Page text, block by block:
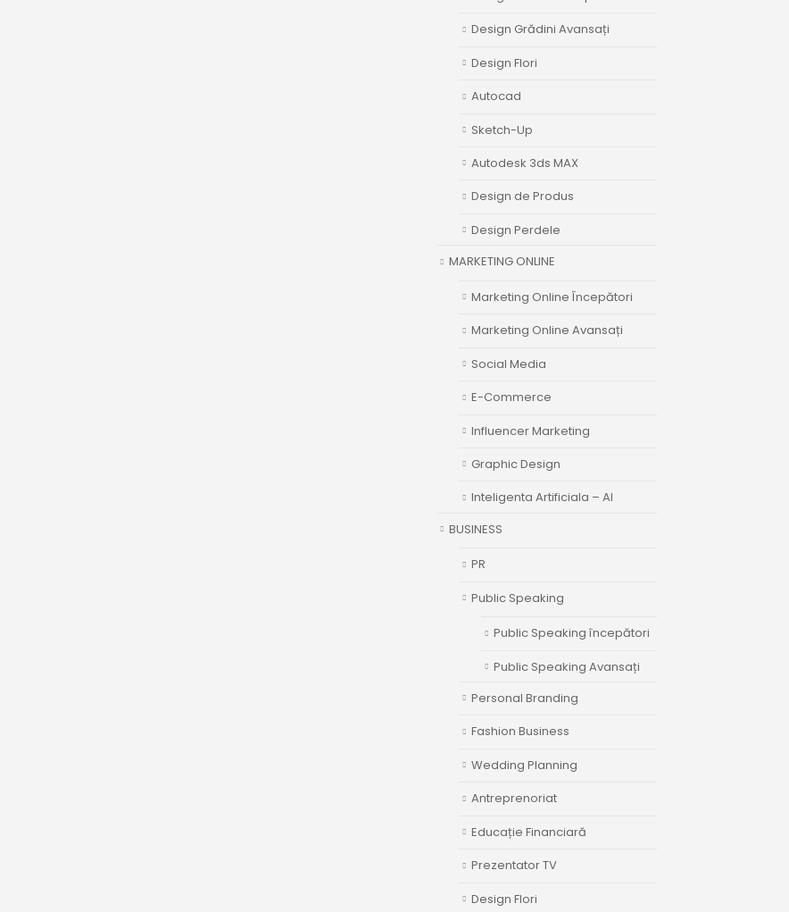
Design Grădini Avansați
Design Flori
Autocad
Sketch-Up
Autodesk 3ds MAX
Design de Produs
Design Perdele
MARKETING ONLINE
Marketing Online Începători
Marketing Online Avansați
Social Media
E-Commerce
Influencer Marketing
Graphic Design
Inteligenta Artificiala – AI
BUSINESS
PR
Public Speaking
Public Speaking începători
Public Speaking Avansați
Personal Branding
Fashion Business
Wedding Planning
Antreprenoriat
Educație Financiară
Prezentator TV
Design Flori